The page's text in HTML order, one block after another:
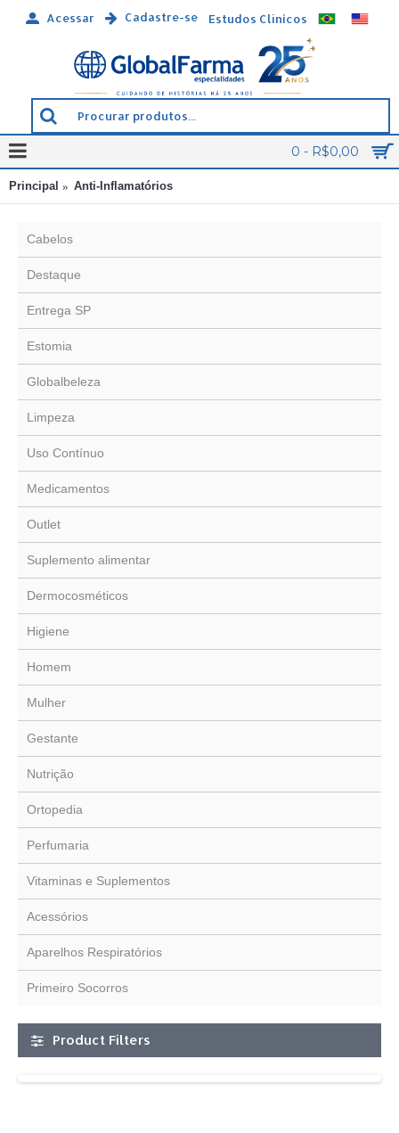
Acessar Cadastre-se Estudos Clínicos
0 - R$0,00
Principal Anti-Inflamatórios
Cabelos
Destaque
Entrega SP
Estomia
Globalbeleza
Limpeza
Uso Contínuo
Medicamentos
Outlet
Suplemento alimentar
Dermocosméticos
Higiene
Homem
Mulher
Gestante
Nutrição
Ortopedia
Perfumaria
Vitaminas e Suplementos
Acessórios
Aparelhos Respiratórios
Primeiro Socorros
Product Filters